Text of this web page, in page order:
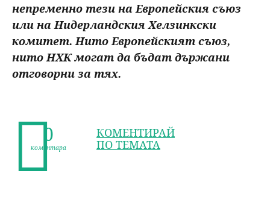
непременно тези на Европейския съюз
или на Нидерландския Хелзинкски
комитет. Нито Европейският съюз,
нито НХК могат да бъдат държани
отговорни за тях.
0
коментара
КОМЕНТИРАЙ
ПО ТЕМАТА